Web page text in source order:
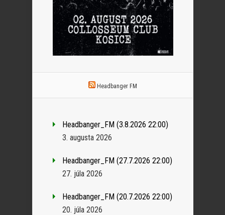
Headbanger FM
Headbanger_FM (3.8.2026 22:00)
3. augusta 2026
Headbanger_FM (27.7.2026 22:00)
27. júla 2026
Headbanger_FM (20.7.2026 22:00)
20. júla 2026